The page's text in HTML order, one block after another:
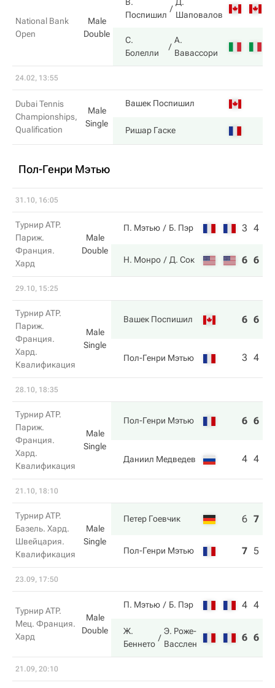
National Bank
Open
Male
Double
Поспишил
Шаповалов
С.
Болелли
А.
Вавассори
24.02, 13:55
Dubai Tennis
Championships,
Qualification
Male
Single
Вашек Поспишил
Ришар Гаске
Пол-Генри Мэтью
31.10, 16:05
Турнир ATP.
Париж.
Франция.
Хард
Male
Double
П. Мэтью Б. Пэр 3 4
Н. Монро Д. Сок 6 6
29.10, 15:25
Турнир ATP.
Париж.
Франция.
Хард.
Квалификация
Male
Single
Вашек Поспишил 6 6
Пол-Генри Мэтью 3 4
28.10, 18:35
Турнир ATP.
Париж.
Франция.
Хард.
Квалификация
Male
Single
Пол-Генри Мэтью 6 6
Даниил Медведев 4 4
21.10, 18:10
Турнир ATP.
Базель. Хард.
Швейцария.
Квалификация
Male
Single
Петер Гоевчик 6 7
Пол-Генри Мэтью 7 5
23.09, 17:50
Турнир ATP.
Мец. Франция.
Хард
Male
Double
П. Мэтью Б. Пэр 4 4
Ж.
Беннето
Э. Роже-
Васслен
6 6
21.09, 20:10